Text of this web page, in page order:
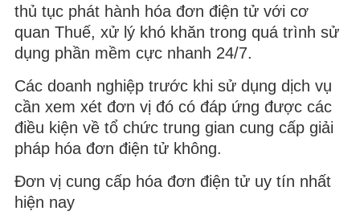
thủ tục phát hành hóa đơn điện tử với cơ
quan Thuế, xử lý khó khăn trong quá trình sử
dụng phần mềm cực nhanh 24/7.
Các doanh nghiệp trước khi sử dụng dịch vụ
cần xem xét đơn vị đó có đáp ứng được các
điều kiện về tổ chức trung gian cung cấp giải
pháp hóa đơn điện tử không.
Đơn vị cung cấp hóa đơn điện tử uy tín nhất
hiện nay